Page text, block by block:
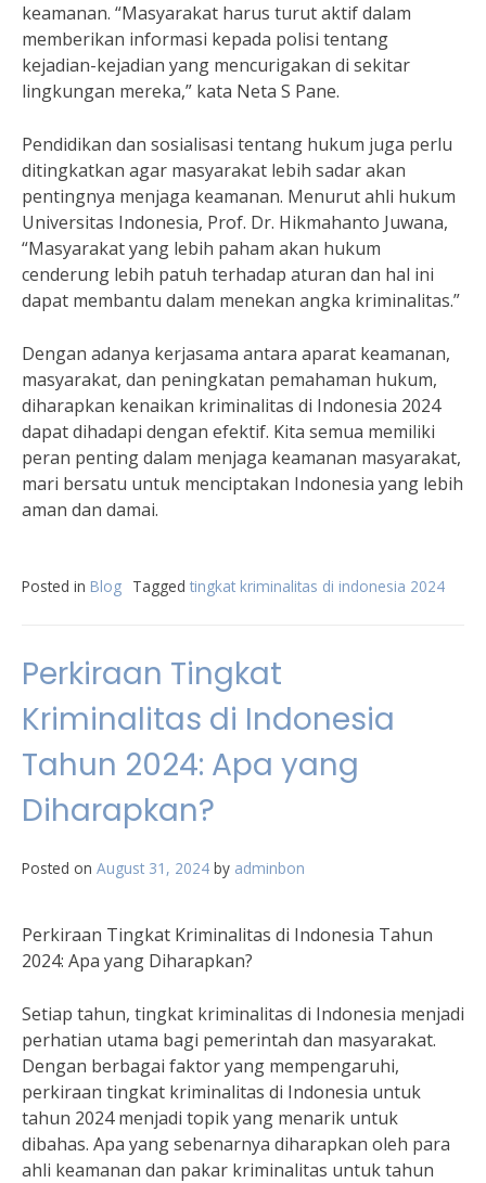
keamanan. “Masyarakat harus turut aktif dalam
memberikan informasi kepada polisi tentang
kejadian-kejadian yang mencurigakan di sekitar
lingkungan mereka,” kata Neta S Pane.
Pendidikan dan sosialisasi tentang hukum juga perlu
ditingkatkan agar masyarakat lebih sadar akan
pentingnya menjaga keamanan. Menurut ahli hukum
Universitas Indonesia, Prof. Dr. Hikmahanto Juwana,
“Masyarakat yang lebih paham akan hukum
cenderung lebih patuh terhadap aturan dan hal ini
dapat membantu dalam menekan angka kriminalitas.”
Dengan adanya kerjasama antara aparat keamanan,
masyarakat, dan peningkatan pemahaman hukum,
diharapkan kenaikan kriminalitas di Indonesia 2024
dapat dihadapi dengan efektif. Kita semua memiliki
peran penting dalam menjaga keamanan masyarakat,
mari bersatu untuk menciptakan Indonesia yang lebih
aman dan damai.
Posted in Blog Tagged tingkat kriminalitas di indonesia 2024
Perkiraan Tingkat
Kriminalitas di Indonesia
Tahun 2024: Apa yang
Diharapkan?
Posted on August 31, 2024 by adminbon
Perkiraan Tingkat Kriminalitas di Indonesia Tahun
2024: Apa yang Diharapkan?
Setiap tahun, tingkat kriminalitas di Indonesia menjadi
perhatian utama bagi pemerintah dan masyarakat.
Dengan berbagai faktor yang mempengaruhi,
perkiraan tingkat kriminalitas di Indonesia untuk
tahun 2024 menjadi topik yang menarik untuk
dibahas. Apa yang sebenarnya diharapkan oleh para
ahli keamanan dan pakar kriminalitas untuk tahun